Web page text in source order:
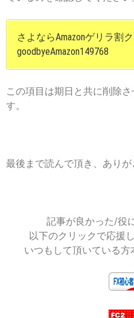
さよならAmazonゲリラ割
goodbyeAmazon149768
この項目は期日と共に削除
す。
最後まで読んで頂き、ありが
記事が良かった/役
以下のクリックで応援
いつもして頂いている方